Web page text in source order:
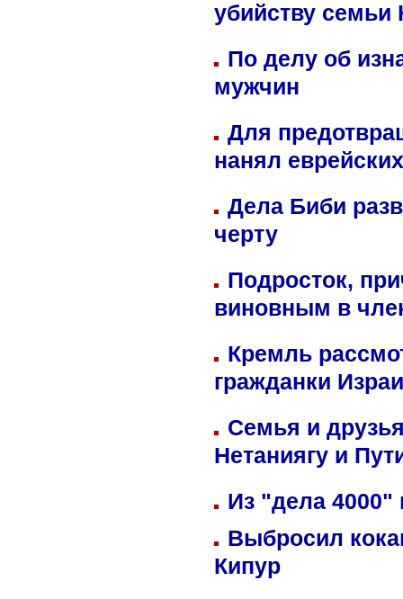
убийству семьи
По делу об
мужчин
Для
нанял
Дела Биби
черту
Подросток,
виновным в
Кремль
гражданки
Семья и
Нетаниягу и
Из "дела 4000"
Выбросил
Кипур